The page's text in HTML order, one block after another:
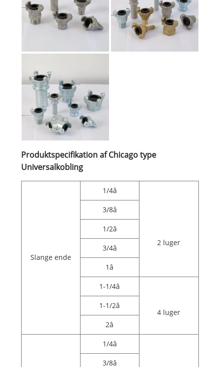
Produktspecifikation af Chicago type
Universalkobling
Slange ende
1/4â
2 luger
3/8â
1/2â
3/4â
1â
1-1/4â
4 luger
1-1/2â
2â
1/4â
3/8â